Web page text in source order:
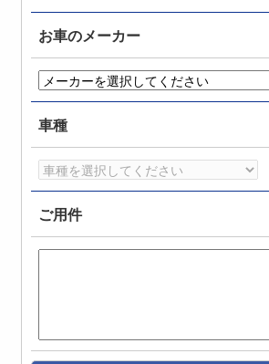
お車のメーカー
車種
ご用件